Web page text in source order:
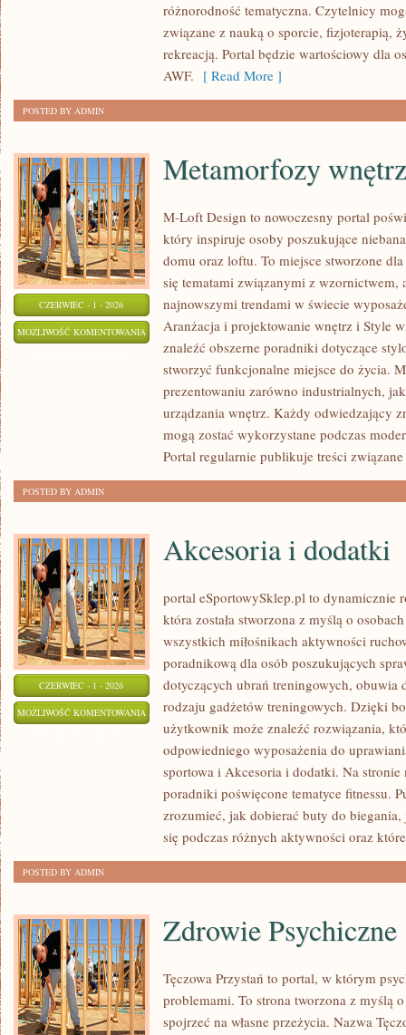
różnorodność tematyczna. Czytelnicy
związane z nauką o sporcie, fizjoterapią,
rekreacją. Portal będzie wartościowy dla
AWF. [ Read More ]
POSTED BY ADMIN
CZERWIEC - 1 - 2026
MOŻLIWOŚĆ KOMENTOWANIA METAMORFOZY
WNĘTRZ
Metamorfozy wnętrz
M-Loft Design to nowoczesny portal
który inspiruje osoby poszukujące
domu oraz loftu. To miejsce stworzone
się tematami związanymi z wzornictwem,
najnowszymi trendami w świecie
Aranżacja i projektowanie wnętrz i Style
znaleźć obszerne poradniki dotyczące
stworzyć funkcjonalne miejsce do życia.
prezentowaniu zarówno industrialnych,
urządzania wnętrz. Każdy odwiedzający
mogą zostać wykorzystane podczas
Portal regularnie publikuje treści
POSTED BY ADMIN
CZERWIEC - 1 - 2026
MOŻLIWOŚĆ KOMENTOWANIA AKCESORIA
DODATKI
Akcesoria i dodatki
portal eSportowySklep.pl to dynamicznie
która została stworzona z myślą o
wszystkich miłośnikach aktywności
poradnikową dla osób poszukujących
dotyczących ubrań treningowych, obuwia
rodzaju gadżetów treningowych. Dzięki
użytkownik może znaleźć rozwiązania,
odpowiedniego wyposażenia do
sportowa i Akcesoria i dodatki. Na stronie
poradniki poświęcone tematyce fitnessu.
zrozumieć, jak dobierać buty do
się podczas różnych aktywności oraz
POSTED BY ADMIN
Zdrowie Psychiczne
Tęczowa Przystań to portal, w którym
problemami. To strona tworzona z myślą
spojrzeć na własne przeżycia. Nazwa